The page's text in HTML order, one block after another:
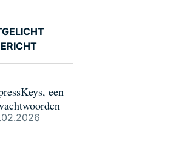
een